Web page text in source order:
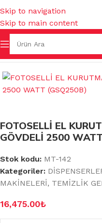
Skip to navigation
Skip to main content
FOTOSELLİ EL
GÖVDELİ 2500
Stok kodu: MT-142
Kategoriler:
MAKİNELERİ, TEMİZLİK
16,475.00₺